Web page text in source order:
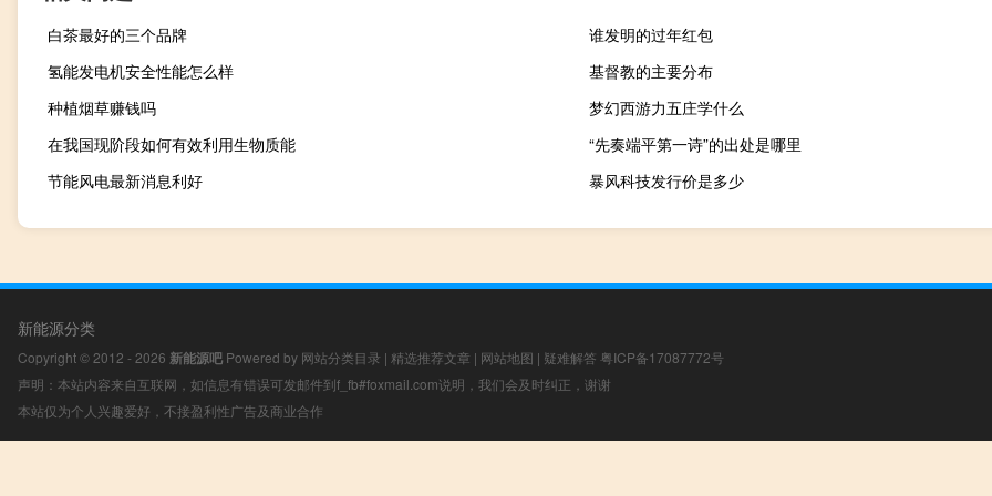
白茶最好的三个品牌
谁发明的过年红包
氢能发电机安全性能怎么样
基督教的主要分布
种植烟草赚钱吗
梦幻西游力五庄学什么
在我国现阶段如何有效利用生物质能
“先奏端平第一诗”的出处是哪里
节能风电最新消息利好
暴风科技发行价是多少
新能源分类
Copyright © 2012 - 2026 新能源吧 Powered by 网站分类目录 | 精选推荐文章 | 网站地图 | 疑难解答 粤ICP备17087772号
声明：本站内容来自互联网，如信息有错误可发邮件到f_fb#foxmail.com说明，我们会及时纠正，谢谢
本站仅为个人兴趣爱好，不接盈利性广告及商业合作